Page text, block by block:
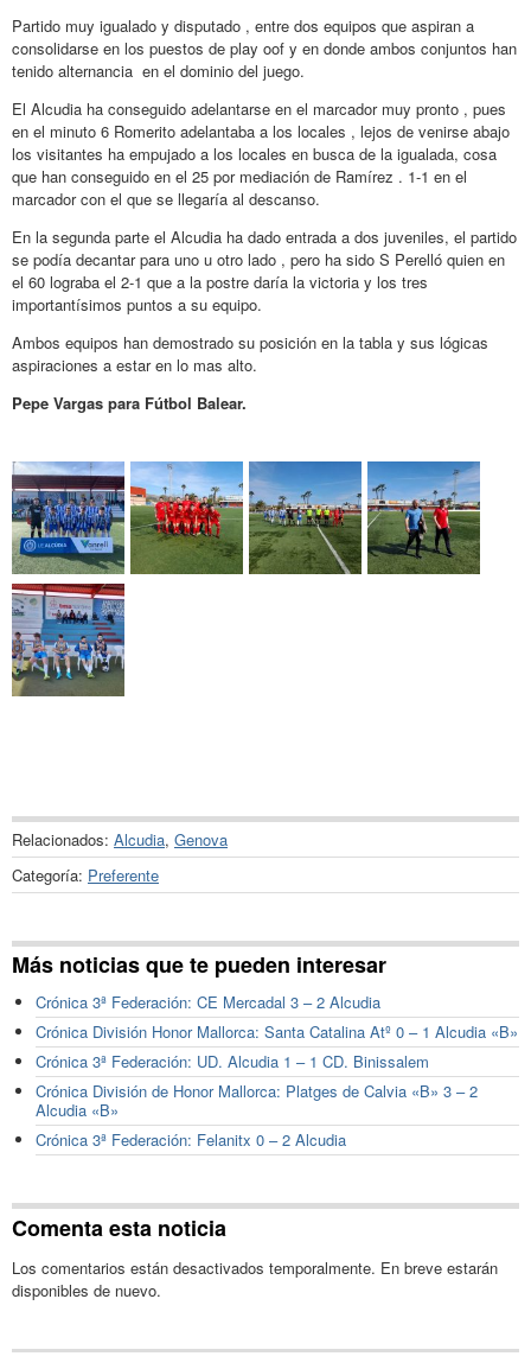
Partido muy igualado y disputado , entre dos equipos que aspiran a
consolidarse en los puestos de play oof y en donde ambos conjuntos han
tenido alternancia en el dominio del juego.
El Alcudia ha conseguido adelantarse en el marcador muy pronto , pues
en el minuto 6 Romerito adelantaba a los locales , lejos de venirse abajo
los visitantes ha empujado a los locales en busca de la igualada, cosa
que han conseguido en el 25 por mediación de Ramírez . 1-1 en el
marcador con el que se llegaría al descanso.
En la segunda parte el Alcudia ha dado entrada a dos juveniles, el partido
se podía decantar para uno u otro lado , pero ha sido S Perelló quien en
el 60 lograba el 2-1 que a la postre daría la victoria y los tres
importantísimos puntos a su equipo.
Ambos equipos han demostrado su posición en la tabla y sus lógicas
aspiraciones a estar en lo mas alto.
Pepe Vargas para Fútbol Balear.
Relacionados: Alcudia, Genova
Categoría: Preferente
Más noticias que te pueden interesar
Crónica 3ª Federación: CE Mercadal 3 – 2 Alcudia
Crónica División Honor Mallorca: Santa Catalina Atº 0 – 1 Alcudia «B»
Crónica 3ª Federación: UD. Alcudia 1 – 1 CD. Binissalem
Crónica División de Honor Mallorca: Platges de Calvia «B» 3 – 2
Alcudia «B»
Crónica 3ª Federación: Felanitx 0 – 2 Alcudia
Comenta esta noticia
Los comentarios están desactivados temporalmente. En breve estarán
disponibles de nuevo.